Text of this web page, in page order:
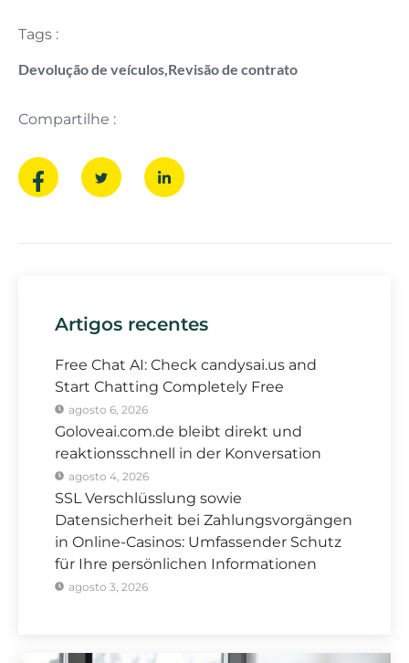
Tags :
Devolução de veículos,Revisão de contrato
Compartilhe :
Artigos recentes
Free Chat AI: Check candysai.us and
Start Chatting Completely Free
agosto 6, 2026
Goloveai.com.de bleibt direkt und
reaktionsschnell in der Konversation
agosto 4, 2026
SSL Verschlüsslung sowie
Datensicherheit bei Zahlungsvorgängen
in Online-Casinos: Umfassender Schutz
für Ihre persönlichen Informationen
agosto 3, 2026